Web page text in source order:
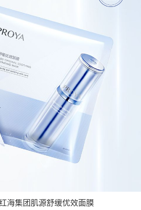
海集团肌源舒缓优效面膜